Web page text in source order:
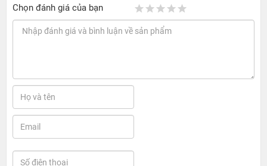
Chọn đánh giá của bạn